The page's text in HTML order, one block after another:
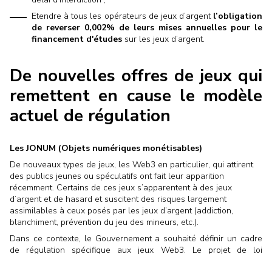
Etendre à tous les opérateurs de jeux d’argent l’obligation
de reverser 0,002% de leurs mises annuelles pour le
financement d'études sur les jeux d’argent.
De nouvelles offres de jeux qui
remettent en cause le modèle
actuel de régulation
Les JONUM (Objets numériques monétisables)
De nouveaux types de jeux, les Web3 en particulier, qui attirent
des publics jeunes ou spéculatifs ont fait leur apparition
récemment. Certains de ces jeux s’apparentent à des jeux
d’argent et de hasard et suscitent des risques largement
assimilables à ceux posés par les jeux d’argent (addiction,
blanchiment, prévention du jeu des mineurs, etc.).
Dans ce contexte, le Gouvernement a souhaité définir un cadre
de régulation spécifique aux jeux Web3. Le projet de loi